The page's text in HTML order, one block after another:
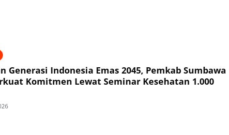
Generasi Indonesia Emas 2045, Pemkab Sumbawa
Komitmen Lewat Seminar Kesehatan 1.000